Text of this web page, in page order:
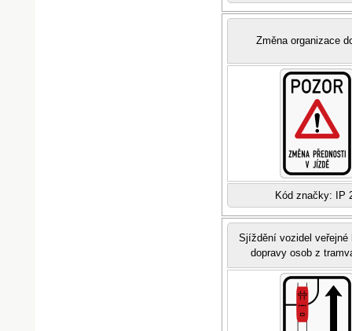
Změna organizace
Kód značky: IP
Sjíždění vozidel veřejné
dopravy osob z